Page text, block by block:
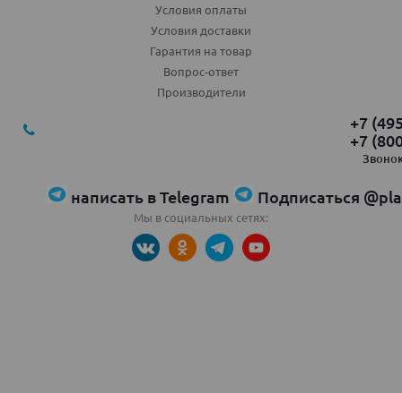
Условия оплаты
Условия доставки
Гарантия на товар
Вопрос-ответ
Производители
+7
+7
написать в Telegram Подписаться
Мы в социальных сетях: